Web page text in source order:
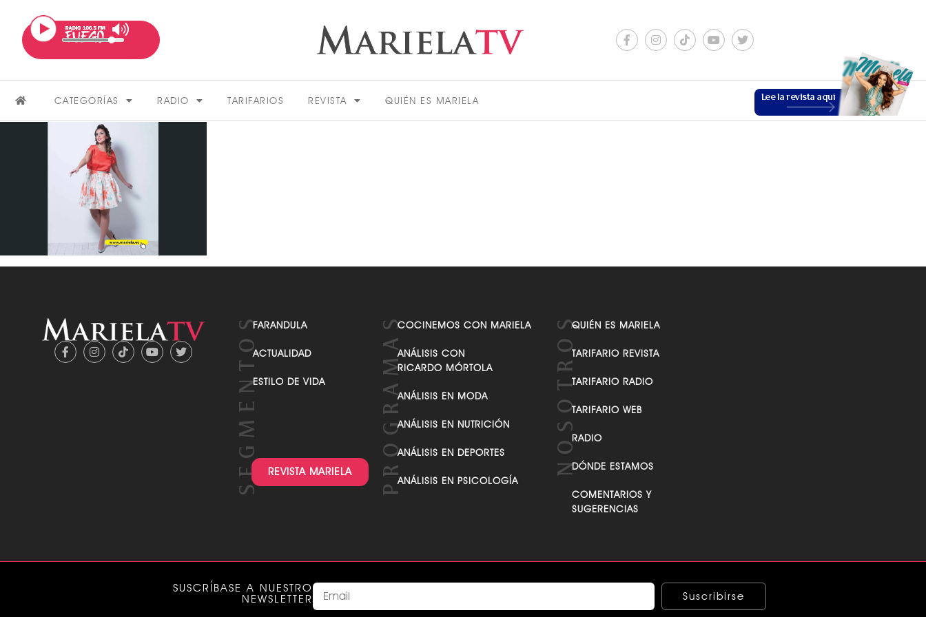
CATEGORÍAS RADIO TARIFARIOS REVISTA QUIÉN ES MARIELA Lee la revista aquí
FARÁNDULA
VER TODAS LAS CATEGORÍAS
FARANDULA
ACTUALIDAD
ESTILO DE VIDA
REVISTA MARIELA
COCINEMOS CON MARIELA
ANÁLISIS CON
RICARDO MÓRTOLA
ANÁLISIS EN MODA
ANÁLISIS EN NUTRICIÓN
ANÁLISIS EN DEPORTES
ANÁLISIS EN PSICOLOGÍA
QUIÉN ES MARIELA
TARIFARIO REVISTA
TARIFARIO RADIO
TARIFARIO WEB
RADIO
DÓNDE ESTAMOS
COMENTARIOS Y
SUGERENCIAS
SUSCRÍBASE A NUESTRO
NEWSLETTER
Suscribirse